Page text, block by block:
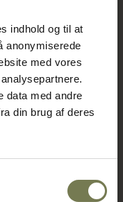
indhold og til at
anonymiserede
med vores
data med andre
din brug af deres